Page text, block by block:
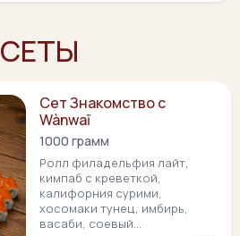
СЕТЫ
Сет Знакомство с
Wànwaī
1000 грамм
Ролл филадельфия лайт,
кимпаб с креветкой,
калифорния сурими,
хосомаки тунец, имбирь,
васаби, соевый...